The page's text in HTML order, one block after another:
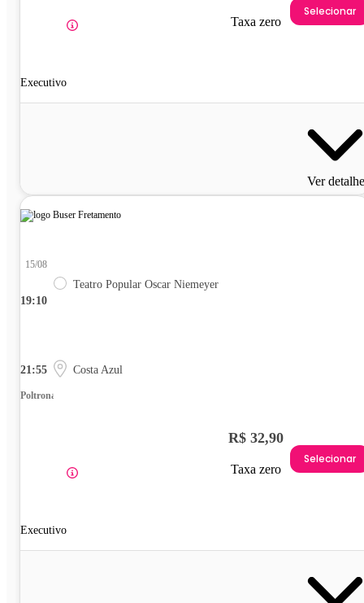
Executivo
Taxa zero
Selecionar
Ver
19:10
15/08
Teatro Popular Oscar Niemeyer
21:55 Costa Azul
Poltrona
Executivo
R$ 32,90
Taxa zero
Selecionar